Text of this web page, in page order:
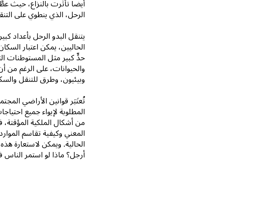
أيضاً تأثَّرت بالنزاع، حيث
الرحل، الذي ينطوي على
يتنقل البدو الرحل بأعداد
الحاليين، يمكن اعتبار
حدٍّ كبير مثل المستوطنات
والحيوانات، على الرغم من
وبيئيون، وطرق للتنقل
تُعتَبَر قوانين الأراضي
المطلوبة لإيواء جميع
من أشكال الملكية
المعني وكيفية تقاسم
الحالية. ويمكن لاستعارة
أرجل؟ ماذا لو استمر